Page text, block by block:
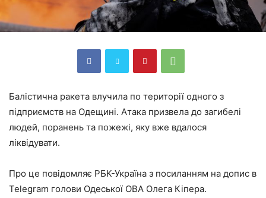
Балістична ракета влучила по території одного з
підприємств на Одещині. Атака призвела до загибелі
людей, поранень та пожежі, яку вже вдалося
ліквідувати.
Про це повідомляє РБК-Україна з посиланням на допис в
Telegram голови Одеської ОВА Олега Кіпера.